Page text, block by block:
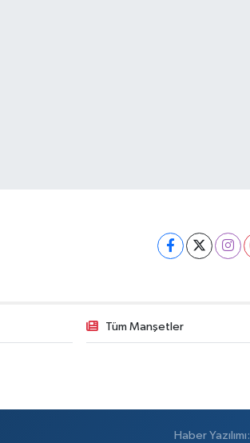
Tüm Manşetler
Haber Yazılımı: